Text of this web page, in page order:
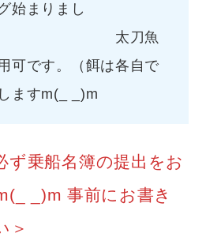
始まりまし
太刀魚
可です。（餌は各自で
ますm(_ _)m
乗船名簿の提出をお
_)m 事前にお書き
＞